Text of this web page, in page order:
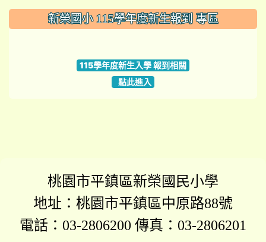
::: 新榮國小 115學年度新生報到 專區
115學年度新生入學 報到相關
點此進入
桃園市平鎮區新榮國民小學
地址：桃園市平鎮區中原路88號
電話：03-2806200 傳真：03-2806201